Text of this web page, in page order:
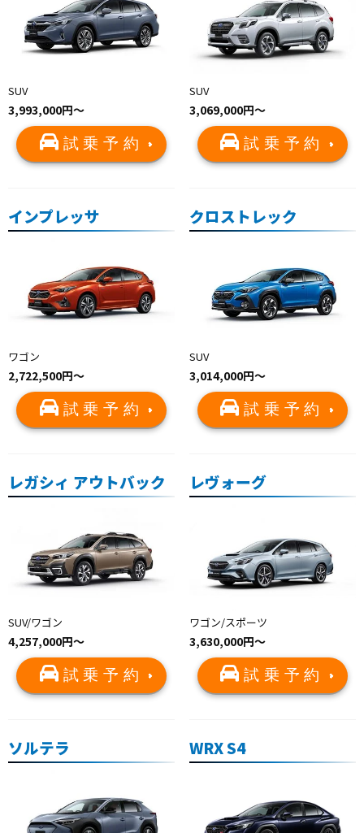
SUV
3,993,000円〜
試乗予約
SUV
3,069,000円〜
試乗予約
インプレッサ
ワゴン
2,722,500円〜
試乗予約
クロストレック
SUV
3,014,000円〜
試乗予約
レガシィ アウトバック
SUV/ワゴン
4,257,000円〜
試乗予約
レヴォーグ
ワゴン/スポーツ
3,630,000円〜
試乗予約
ソルテラ WRX S4